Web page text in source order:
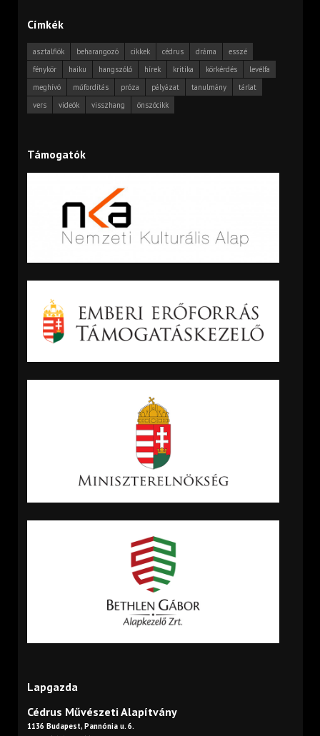
Címkék
asztalfiók beharangozó cikkek cédrus dráma
esszé
fénykör
haiku hangszóló hírek kritika körkérdés
levélfa
meghívó
műfordítás próza pályázat tanulmány
tárlat
vers
videók visszhang önszócikk
Támogatók
Lapgazda
Cédrus Művészeti Alapítvány
1136 Budapest, Pannónia u. 6.